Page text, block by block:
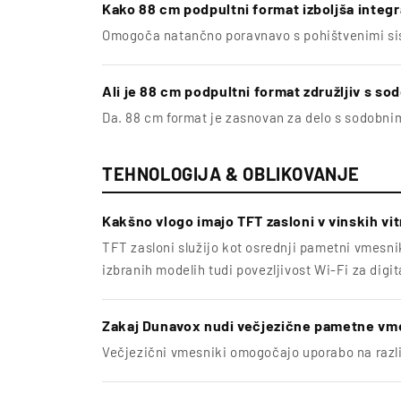
Kako 88 cm podpultni format izboljša
Omogoča natančno poravnavo s pohištvenimi
Ali je 88 cm podpultni format združljiv s
Da. 88 cm format je zasnovan za delo s
TEHNOLOGIJA & OBLIKOVANJE
Kakšno vlogo imajo TFT zasloni v vinskih
TFT zasloni služijo kot osrednji pametni
izbranih modelih tudi povezljivost Wi-Fi za
Zakaj Dunavox nudi večjezične pametne
Večjezični vmesniki omogočajo uporabo na